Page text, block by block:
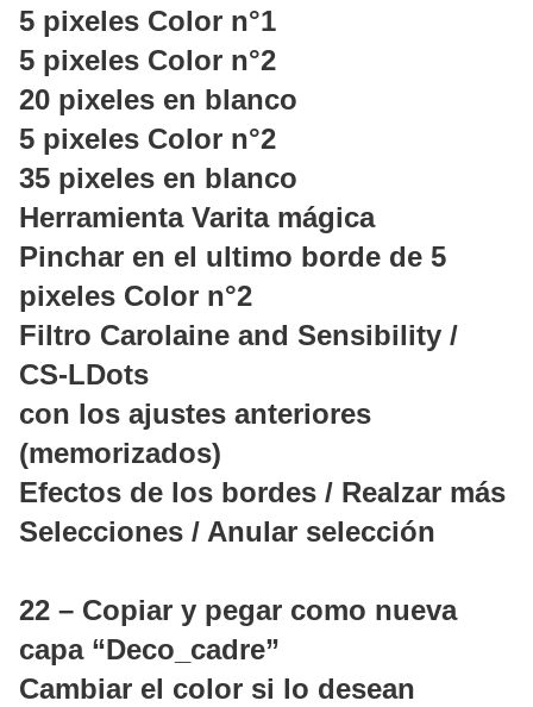
5 pixeles Color n°1
5 pixeles Color n°2
20 pixeles en blanco
5 pixeles Color n°2
35 pixeles en blanco
Herramienta Varita mágica
Pinchar en el ultimo borde de 5
pixeles Color n°2
Filtro Carolaine and Sensibility /
CS-LDots
con los ajustes anteriores
(memorizados)
Efectos de los bordes / Realzar más
Selecciones / Anular selección
22 – Copiar y pegar como nueva
capa “Deco_cadre”
Cambiar el color si lo desean